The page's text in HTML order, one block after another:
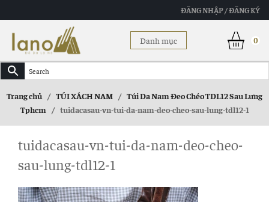
ĐĂNG NHẬP / ĐĂNG KÝ
Danh mục 0
Trang chủ / TÚI XÁCH NAM / Túi Da Nam Đeo Chéo TDL12 Sau Lưng
Tphcm
/ tuidacasau-vn-tui-da-nam-deo-cheo-sau-lung-tdl12-1
tuidacasau-vn-tui-da-nam-deo-cheo-
sau-lung-tdl12-1